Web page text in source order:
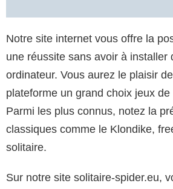
Notre site internet vous offre la
une réussite sans avoir à installer
ordinateur. Vous aurez le plaisir
plateforme un grand choix jeux
Parmi les plus connus, notez la
classiques comme le Klondike,
solitaire.
Sur notre site solitaire-spider.eu,